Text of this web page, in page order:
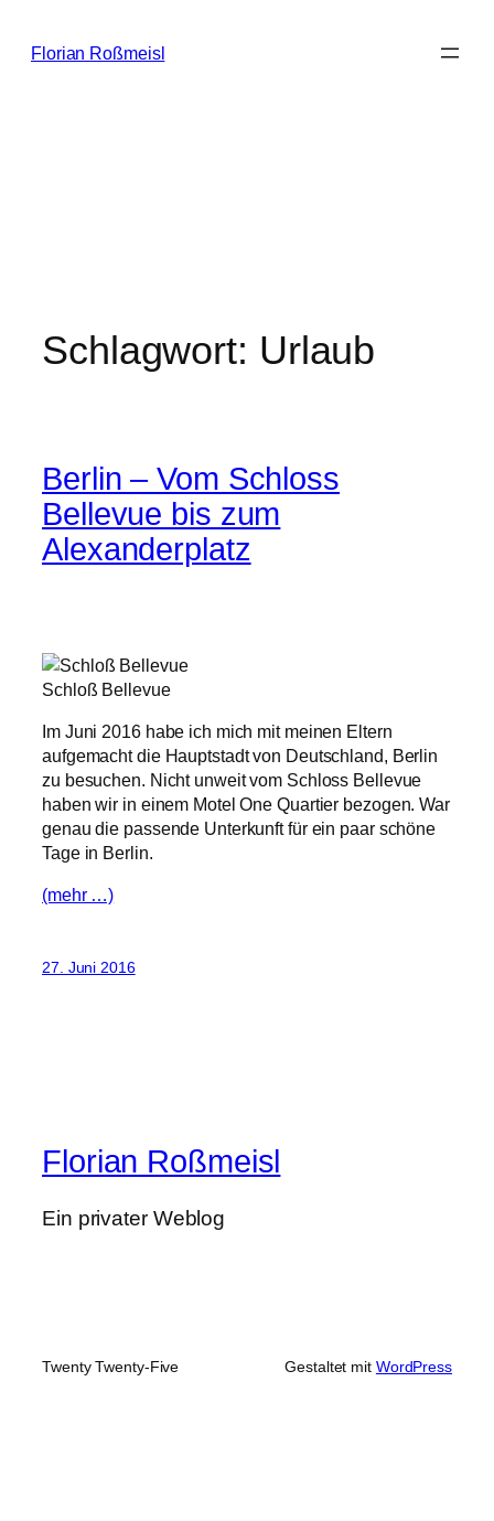
Inhalt
Florian Roßmeisl
Schlagwort: Urlaub
Berlin – Vom Schloss
Bellevue bis zum
Alexanderplatz
Schloß Bellevue
Im Juni 2016 habe ich mich mit meinen Eltern
aufgemacht die Hauptstadt von Deutschland, Berlin
zu besuchen. Nicht unweit vom Schloss Bellevue
haben wir in einem Motel One Quartier bezogen. War
genau die passende Unterkunft für ein paar schöne
Tage in Berlin.
(mehr …)
27. Juni 2016
Florian Roßmeisl
Ein privater Weblog
Twenty Twenty-Five Gestaltet mit WordPress